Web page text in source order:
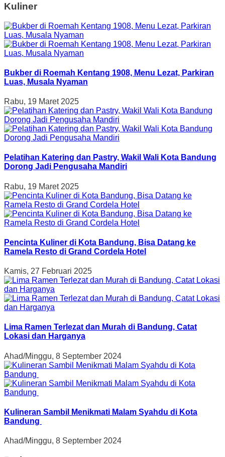
Kuliner
Bukber di Roemah Kentang 1908, Menu Lezat, Parkiran
Luas, Musala Nyaman
Rabu, 19 Maret 2025
Pelatihan Katering dan Pastry, Wakil Wali Kota Bandung
Dorong Jadi Pengusaha Mandiri
Rabu, 19 Maret 2025
Pencinta Kuliner di Kota Bandung, Bisa Datang ke
Ramela Resto di Grand Cordela Hotel
Kamis, 27 Februari 2025
Lima Ramen Terlezat dan Murah di Bandung, Catat
Lokasi dan Harganya
Ahad/Minggu, 8 September 2024
Kulineran Sambil Menikmati Malam Syahdu di Kota
Bandung
Ahad/Minggu, 8 September 2024